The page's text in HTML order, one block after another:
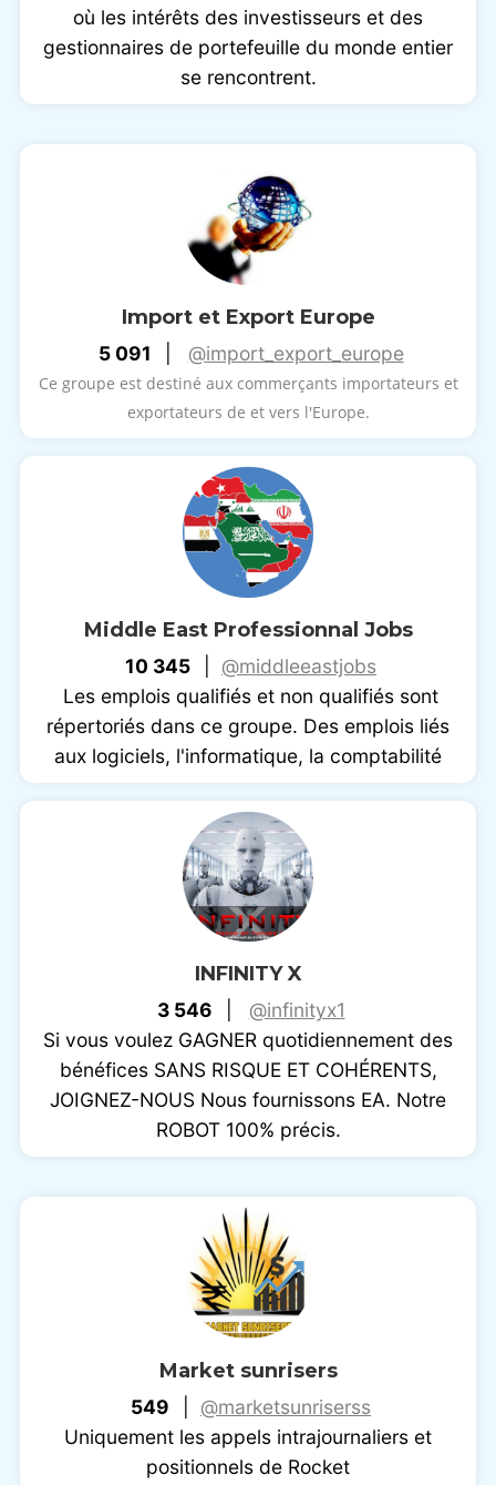
où les intérêts des investisseurs et des
gestionnaires de portefeuille du monde entier
se rencontrent.
Import et Export Europe
5 091 @import_export_europe
Ce groupe est destiné aux commerçants importateurs et
exportateurs de et vers l'Europe.
Middle East Professionnal Jobs
10 345
@middleeastjobs
Les emplois qualifiés et non qualifiés sont
répertoriés dans ce groupe. Des emplois liés
aux logiciels, l'informatique, la comptabilité
INFINITY X
3 546
@infinityx1
Si vous voulez GAGNER quotidiennement des
bénéfices SANS RISQUE ET COHÉRENTS,
JOIGNEZ-NOUS Nous fournissons EA. Notre
ROBOT 100% précis.
Market sunrisers
549
@marketsunriserss
Uniquement les appels intrajournaliers et
positionnels de Rocket